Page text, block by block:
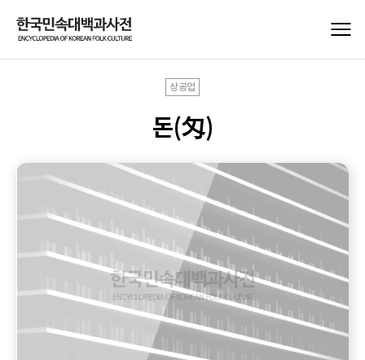
상공업
돈(匁)